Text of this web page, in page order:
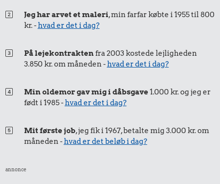
Pilsner 1/2 kg kaffe
Rolex-ur
Jeg har arvet et maleri, min farfar købte i 1955 til 800
kr. -hvad er det i dag?
På lejekontraktenfra 2003 kostede lejligheden
3.850 kr. om måneden -hvad er det i dag?
Min oldemor gav mig i dåbsgave1.000 kr. og jeg er
født i 1985 -hvad er det i dag?
Mit første job, jeg fik i 1967, betalte mig 3.000 kr. om
måneden -hvad er det beløb i dag?
annonce